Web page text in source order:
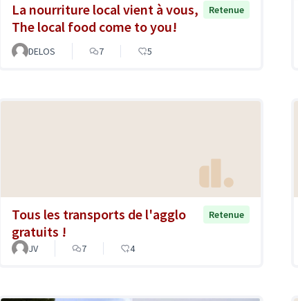
La nourriture local vient à vous,
The local food come to you!
Retenue
DELOS 7 5
Tous les transports de l'agglo
gratuits !
Retenue
JV 7 4